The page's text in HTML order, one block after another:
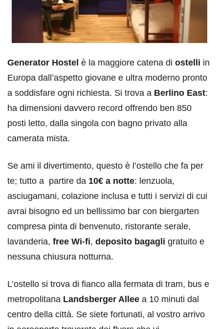
Generator Hostel è la maggiore catena di ostelli in
Europa dall’aspetto giovane e ultra moderno pronto
a soddisfare ogni richiesta. Si trova a Berlino East:
ha dimensioni davvero record offrendo ben 850
posti letto, dalla singola con bagno privato alla
camerata mista.
Se ami il divertimento, questo è l’ostello che fa per
te; tutto a partire da 10€ a notte: lenzuola,
asciugamani, colazione inclusa e tutti i servizi di cui
avrai bisogno ed un bellissimo bar con biergarten
compresa pinta di benvenuto, ristorante serale,
lavanderia, free Wi-fi, deposito bagagli gratuito e
nessuna chiusura notturna.
L’ostello si trova di fianco alla fermata di tram, bus e
metropolitana Landsberger Allee a 10 minuti dal
centro della città. Se siete fortunati, al vostro arrivo